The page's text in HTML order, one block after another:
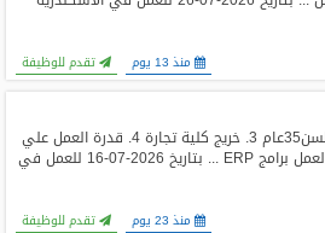
منذ 13 يوم تقدم للوظيفة
1. شباب فقط 2. الحد الاقصي للسن35عام 3. خريج كلية تجارة 4. قدرة العمل علي
برنامج ECXEL 5. يفضل القدرة العمل برامج ERP ... بتاريخ 2026-07-16 للعمل في
منذ 23 يوم تقدم للوظيفة